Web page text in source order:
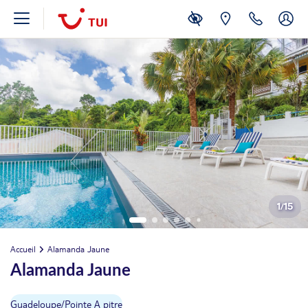
1/15
Accueil Alamanda Jaune
Alamanda Jaune
Guadeloupe/Pointe A pitre